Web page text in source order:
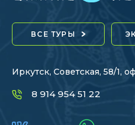
ВСЕ ТУРЫ
Иркутск, Советская, 58/1,
8 914 954 51 22